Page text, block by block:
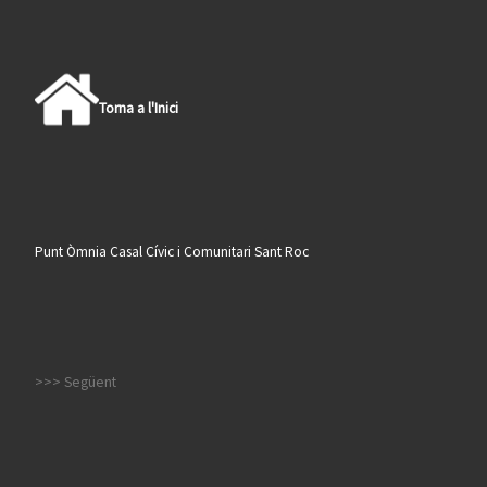
Torna a l'Inici
Punt Òmnia Casal Cívic i Comunitari Sant Roc
>>> Següent